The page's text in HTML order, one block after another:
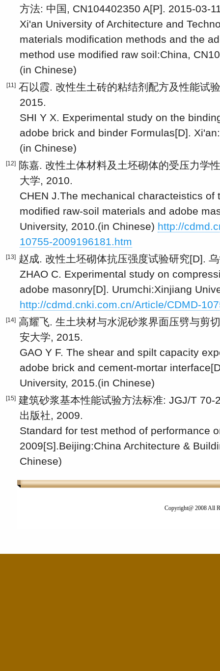
方法: 中国, CN104402350 A[P]. 2015-03-
Xi'an University of Architecture and
materials modification methods and the
method use modified raw soil:China,
(in Chinese)
[11] 石以霞. 改性生土砖的粘结剂配方及性能试
2015.
SHI Y X. Experimental study on the
adobe brick and binder Formulas[D].
(in Chinese)
[12]
陈嘉. 改性土体材料及土坯砌体的受压力学
大学, 2010.
CHEN J.The mechanical characteistics of
modified raw-soil materials and adobe
University, 2010.(in Chinese) http://
10755-2009196181.htm
[13] 赵成. 改性土坯砌体抗压强度试验研究[D].
ZHAO C. Experimental study on
adobe masonry[D]. Urumchi:Xinjiang
http://cdmd.cnki.com.cn/Article/CDMD-
[14] 高耀飞. 生土块材与水泥砂浆界面压劈与剪
安大学, 2015.
GAO Y F. The shear and spilt capacity
adobe brick and cement-mortar
University, 2015.(in Chinese)
[15] 建筑砂浆基本性能试验方法标准: JGJ/T
出版社, 2009.
Standard for test method of performance
2009[S].Beijing:China Architecture &
Chinese)